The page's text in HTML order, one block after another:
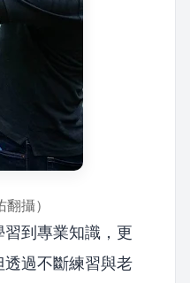
攝）
到專業知識，更
過不斷練習與老